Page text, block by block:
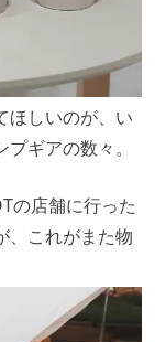
ほしいのが、い
ギアの数々。
の店舗に行った
、これがまた物